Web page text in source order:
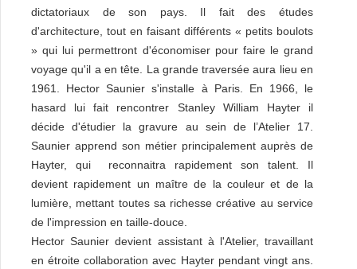
dictatoriaux de son pays. Il fait des études
d'architecture, tout en faisant différents « petits boulots
» qui lui permettront d'économiser pour faire le grand
voyage qu'il a en tête. La grande traversée aura lieu en
1961. Hector Saunier s'installe à Paris. En 1966, le
hasard lui fait rencontrer Stanley William Hayter il
décide d'étudier la gravure au sein de l’Atelier 17.
Saunier apprend son métier principalement auprès de
Hayter, qui reconnaitra rapidement son talent. Il
devient rapidement un maître de la couleur et de la
lumière, mettant toutes sa richesse créative au service
de l'impression en taille-douce.
Hector Saunier devient assistant à l'Atelier, travaillant
en étroite collaboration avec Hayter pendant vingt ans.